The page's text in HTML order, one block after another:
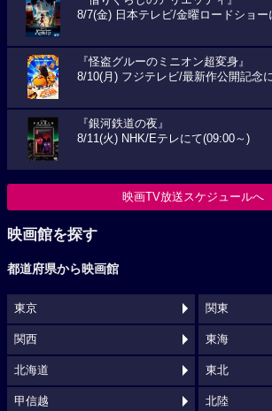
8/7(金) 日本テレビ/金曜ロードショー
『怪盗グルーのミニオン超変身』
8/10(月) フジテレビ/最新作公開記念
『銀河鉄道の夜』
8/11(火) NHK/Eテレにて(09:00～)
映画TV放送スケジュールへ
映画館を探す
都道府県から映画館
東京 関東
関西 東海
北海道 東北
甲信越 北陸